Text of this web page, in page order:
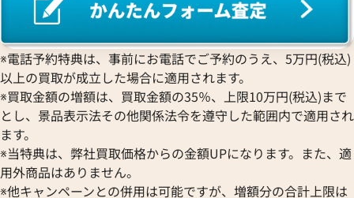
Pt950 買取
Pt850 買取
Pt&Pm 買取
銀･シルバー 買取
パラジウム 買取
ゾーネ 買取
パネライ 買取
ブルガリ 買取
フランク ミュラー 買取
IWC 買取
買取可能な商品をもっと見る
※電話予約特典は、事前にお電話でご予約のうえ、5万円(税込)
以上の買取が成立した場合に適用されます。
※買取金額の増額は、買取金額の35％、上限10万円(税込)まで
とし、景品表示法その他関係法令を遵守した範囲内で適用され
ます。
※当特典は、弊社買取価格からの金額UPになります。また、適
用外商品はありません。
※他キャンペーンとの併用は可能ですが、増額分の合計上限は